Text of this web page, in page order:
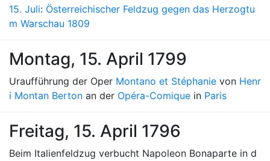
15. Juli: Österreichischer Feldzug gegen das Herzogtu
m Warschau 1809
Montag, 15. April 1799
Uraufführung der Oper Montano et Stéphanie von Henr
i Montan Berton an der Opéra-Comique in Paris
Freitag, 15. April 1796
Beim Italienfeldzug verbucht Napoleon Bonaparte in d